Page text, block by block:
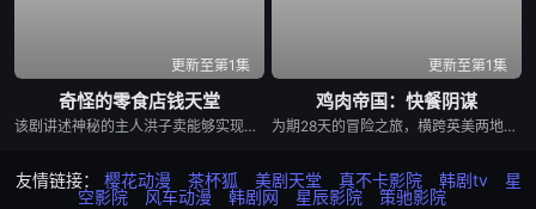
更新至第1集
奇怪的零食店钱天堂
该剧讲述神秘的主人洪子卖能够实现人们愿望的神秘零食，以及人们来到那里展开一段魔法般的故事。
更新至第1集
鸡肉帝国：快餐阴谋
为期28天的冒险之旅，横跨英美两地，仅以炸鸡为食，探究人们对炸鸡的渴望以及产业背后的力量！
友情链接： 樱花动漫 茶杯狐 美剧天堂 真不卡影院 韩剧tv
星
空影院
风车动漫 韩剧网 星辰影院 策驰影院